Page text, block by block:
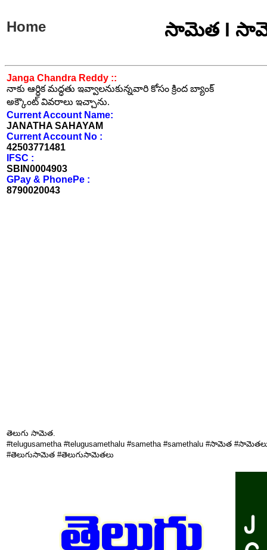
Home సామెత l
Janga Chandra Reddy ::
నాకు ఆర్ధిక మద్ధతు ఇవ్వాలనుకున్నవారి కోసం క్రింద బ్యాంక్
అక్కౌంట్ వివరాలు ఇచ్చాను.
Current Account Name:
JANATHA SAHAYAM
Current Account No :
42503771481
IFSC :
SBIN0004903
GPay & PhonePe :
8790020043
తెలుగు సామెత.
#telugusametha #telugusamethalu #sametha #samethalu #సామెత
#తెలుగుసామెత #తెలుగుసామెతలు